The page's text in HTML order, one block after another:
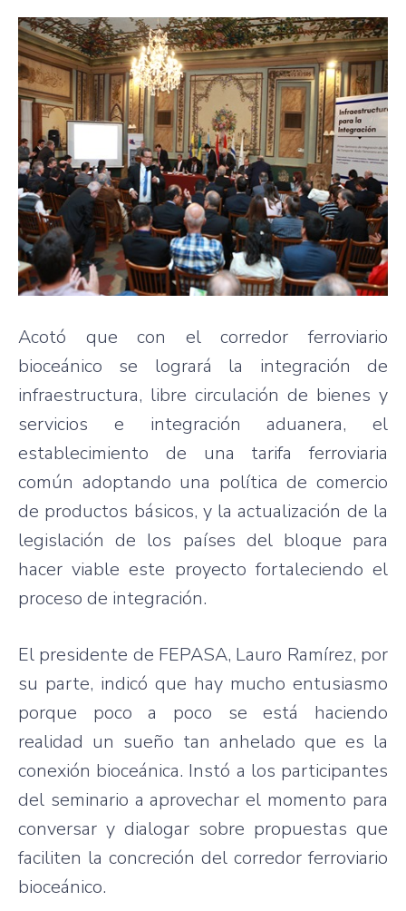
Acotó que con el corredor ferroviario
bioceánico se logrará la integración de
infraestructura, libre circulación de bienes y
servicios e integración aduanera, el
establecimiento de una tarifa ferroviaria
común adoptando una política de comercio
de productos básicos, y la actualización de la
legislación de los países del bloque para
hacer viable este proyecto fortaleciendo el
proceso de integración.
El presidente de FEPASA, Lauro Ramírez, por
su parte, indicó que hay mucho entusiasmo
porque poco a poco se está haciendo
realidad un sueño tan anhelado que es la
conexión bioceánica. Instó a los participantes
del seminario a aprovechar el momento para
conversar y dialogar sobre propuestas que
faciliten la concreción del corredor ferroviario
bioceánico.